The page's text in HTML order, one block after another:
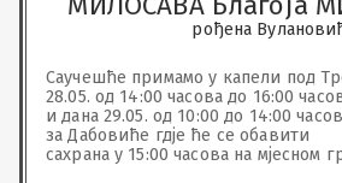
рођена
Саучешће примамо у капели под
28.05. од 14:00 часова до 16:00
и дана 29.05. од 10:00 до 14:00
за Дабовиће гдје ће се обавити
сахрана у 15:00 часова на мјесном